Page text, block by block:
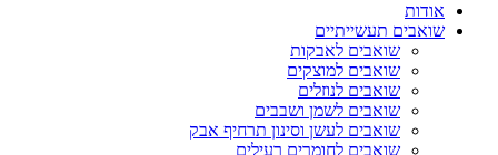
אודות
שואבים תעשייתיים
שואבים לאבקות
שואבים למוצקים
שואבים לנוזלים
שואבים לשמן ושבבים
שואבים לעשן וסינון תרחיף אבק
שואבים לחומרים רעילים